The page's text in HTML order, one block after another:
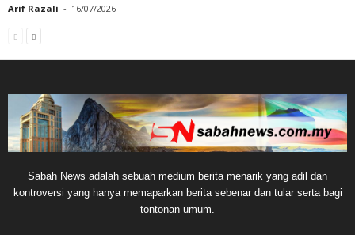
Arif Razali - 16/07/2026
Sabah News adalah sebuah medium berita menarik yang adil dan
kontroversi yang hanya memaparkan berita sebenar dan tular serta bagi
tontonan umum.